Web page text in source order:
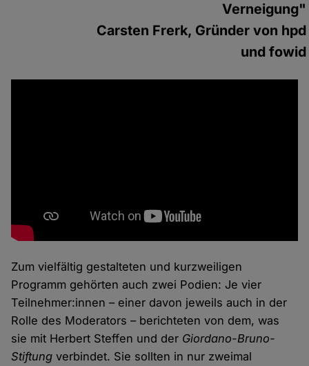
Verneigung"
Carsten Frerk, Gründer von hpd
und fowid
Zum vielfältig gestalteten und kurzweiligen
Programm gehörten auch zwei Podien: Je vier
Teilnehmer:innen – einer davon jeweils auch in der
Rolle des Moderators – berichteten von dem, was
sie mit Herbert Steffen und der Giordano-Bruno-
Stiftung verbindet. Sie sollten in nur zweimal